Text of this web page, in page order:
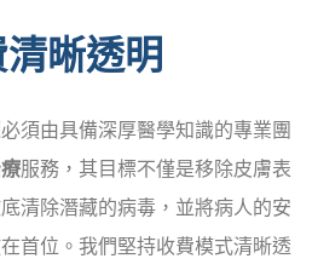
晰透明
須由具備深厚醫學知識的專業團
服務，其目標不僅是移除皮膚表
清除潛藏的病毒，並將病人的安
首位。我們堅持收費模式清晰透